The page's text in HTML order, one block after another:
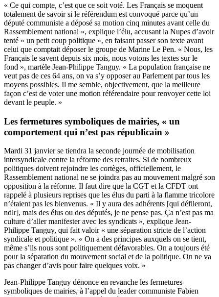
« Ce qui compte, c’est que ce soit voté. Les Français se moquent
totalement de savoir si le référendum est convoqué parce qu’un
député communiste a déposé sa motion cinq minutes avant celle du
Rassemblement national », explique l’élu, accusant la Nupes d’avoir
tenté « un petit coup politique », en faisant passer son texte avant
celui que comptait déposer le groupe de Marine Le Pen. « Nous, les
Français le savent depuis six mois, nous votons les textes sur le
fond », martèle Jean-Philippe Tanguy. « La population française ne
veut pas de ces 64 ans, on va s’y opposer au Parlement par tous les
moyens possibles. Il me semble, objectivement, que la meilleure
façon c’est de voter une motion référendaire pour renvoyer cette loi
devant le peuple. »
Les fermetures symboliques de mairies, « un
comportement qui n’est pas républicain »
Mardi 31 janvier se tiendra la seconde journée de mobilisation
intersyndicale contre la réforme des retraites. Si de nombreux
politiques doivent rejoindre les cortèges, officiellement, le
Rassemblement national ne se joindra pas au mouvement malgré son
opposition à la réforme. Il faut dire que la CGT et la CFDT ont
rappelé à plusieurs reprises que les élus du parti à la flamme tricolore
n’étaient pas les bienvenus. « Il y aura des adhérents [qui défileront,
ndlr], mais des élus ou des députés, je ne pense pas. Ça n’est pas ma
culture d’aller manifester avec les syndicats », explique Jean-
Philippe Tanguy, qui fait valoir « une séparation stricte de l’action
syndicale et politique ». « On a des principes auxquels on se tient,
même s’ils nous sont politiquement défavorables. On a toujours été
pour la séparation du mouvement social et de la politique. On ne va
pas changer d’avis pour faire quelques voix. »
Jean-Philippe Tanguy dénonce en revanche les fermetures
symboliques de mairies, à l’appel du leader communiste Fabien